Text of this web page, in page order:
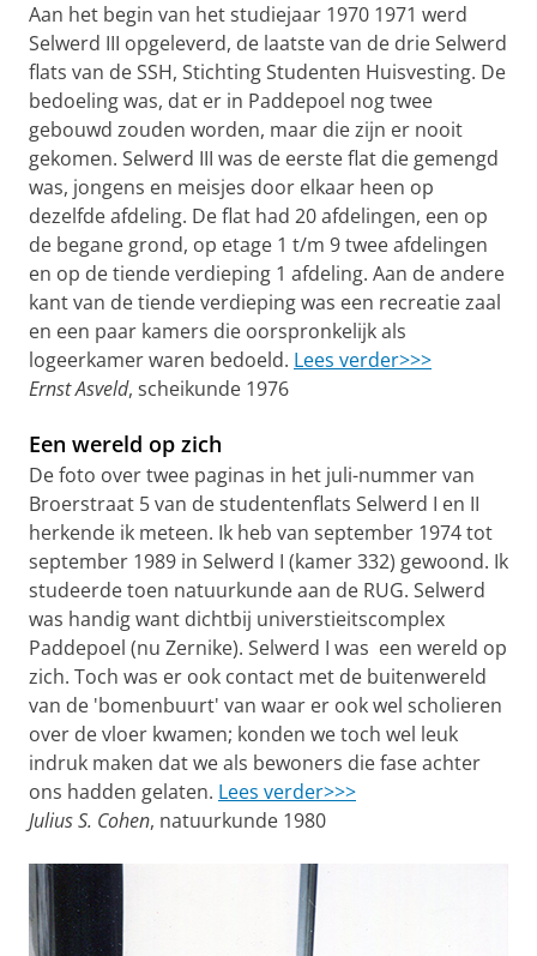
Aan het begin van het studiejaar 1970 1971 werd
Selwerd III opgeleverd, de laatste van de drie Selwerd
flats van de SSH, Stichting Studenten Huisvesting. De
bedoeling was, dat er in Paddepoel nog twee
gebouwd zouden worden, maar die zijn er nooit
gekomen. Selwerd III was de eerste flat die gemengd
was, jongens en meisjes door elkaar heen op
dezelfde afdeling. De flat had 20 afdelingen, een op
de begane grond, op etage 1 t/m 9 twee afdelingen
en op de tiende verdieping 1 afdeling. Aan de andere
kant van de tiende verdieping was een recreatie zaal
en een paar kamers die oorspronkelijk als
logeerkamer waren bedoeld. Lees verder>>>
Ernst Asveld, scheikunde 1976
Een wereld op zich
De foto over twee paginas in het juli-nummer van
Broerstraat 5 van de studentenflats Selwerd I en II
herkende ik meteen. Ik heb van september 1974 tot
september 1989 in Selwerd I (kamer 332) gewoond. Ik
studeerde toen natuurkunde aan de RUG. Selwerd
was handig want dichtbij universtieitscomplex
Paddepoel (nu Zernike). Selwerd I was een wereld op
zich. Toch was er ook contact met de buitenwereld
van de 'bomenbuurt' van waar er ook wel scholieren
over de vloer kwamen; konden we toch wel leuk
indruk maken dat we als bewoners die fase achter
ons hadden gelaten. Lees verder>>>
Julius S. Cohen, natuurkunde 1980